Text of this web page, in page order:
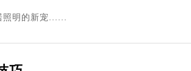
明的新宠......